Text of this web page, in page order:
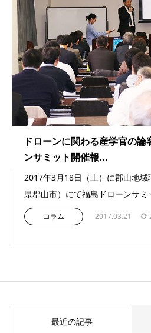
ドローンに関わる産学官の
ンサミット開催報...
2017年3月18日（土）に郡山地
県郡山市）にて福島ドローンサ
コラム 2017.03.21
最近の記事